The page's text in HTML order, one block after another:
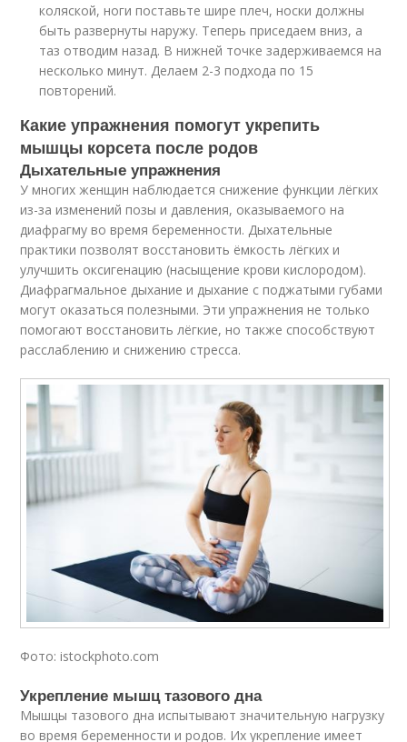
коляской, ноги поставьте шире плеч, носки должны
быть развернуты наружу. Теперь приседаем вниз, а
таз отводим назад. В нижней точке задерживаемся на
несколько минут. Делаем 2-3 подхода по 15
повторений.
Какие упражнения помогут укрепить
мышцы корсета после родов
Дыхательные упражнения
У многих женщин наблюдается снижение функции лёгких
из-за изменений позы и давления, оказываемого на
диафрагму во время беременности. Дыхательные
практики позволят восстановить ёмкость лёгких и
улучшить оксигенацию (насыщение крови кислородом).
Диафрагмальное дыхание и дыхание с поджатыми губами
могут оказаться полезными. Эти упражнения не только
помогают восстановить лёгкие, но также способствуют
расслаблению и снижению стресса.
Фото: istockphoto.com
Укрепление мышц тазового дна
Мышцы тазового дна испытывают значительную нагрузку
во время беременности и родов. Их укрепление имеет